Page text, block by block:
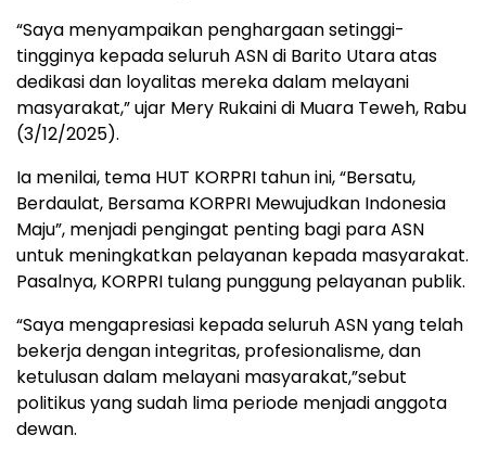
“Saya menyampaikan penghargaan setinggi-
tingginya kepada seluruh ASN di Barito Utara atas
dedikasi dan loyalitas mereka dalam melayani
masyarakat,” ujar Mery Rukaini di Muara Teweh, Rabu
(3/12/2025).
Ia menilai, tema HUT KORPRI tahun ini, “Bersatu,
Berdaulat, Bersama KORPRI Mewujudkan Indonesia
Maju”, menjadi pengingat penting bagi para ASN
untuk meningkatkan pelayanan kepada masyarakat.
Pasalnya, KORPRI tulang punggung pelayanan publik.
“Saya mengapresiasi kepada seluruh ASN yang telah
bekerja dengan integritas, profesionalisme, dan
ketulusan dalam melayani masyarakat,”sebut
politikus yang sudah lima periode menjadi anggota
dewan.